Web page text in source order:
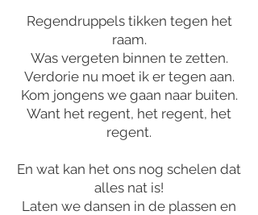
Regendruppels tikken tegen het
raam.
Was vergeten binnen te zetten.
Verdorie nu moet ik er tegen aan.
Kom jongens we gaan naar buiten.
Want het regent, het regent, het
regent.
En wat kan het ons nog schelen dat
alles nat is!
Laten we dansen in de plassen en